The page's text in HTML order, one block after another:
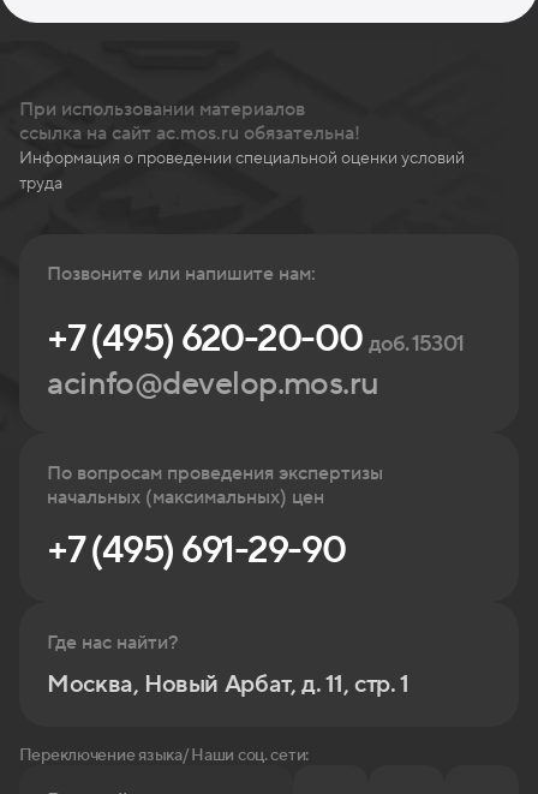
При использовании материалов
ссылка на сайт ac.mos.ru обязательна!
Информация о проведении специальной оценки условий
труда
Позвоните или напишите нам:
+7 (495) 620-20-00доб. 15301
acinfo@develop.mos.ru
По вопросам проведения экспертизы
начальных (максимальных) цен
+7 (495) 691-29-90
Где нас найти?
Москва, Новый Арбат, д. 11, стр. 1
Переключение языка/ Наши соц. сети: